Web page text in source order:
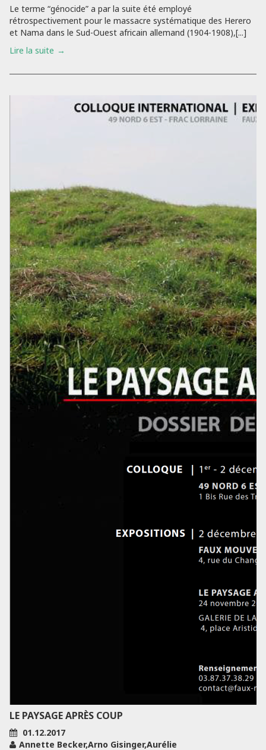
Le terme “génocide” a par la suite été employé
rétrospectivement pour le massacre systématique des Herero
et Nama dans le Sud-Ouest africain allemand (1904-1908),[...]
Lire la suite
LE PAYSAGE APRÈS COUP
01.12.2017
Annette Becker,Arno Gisinger,Aurélie